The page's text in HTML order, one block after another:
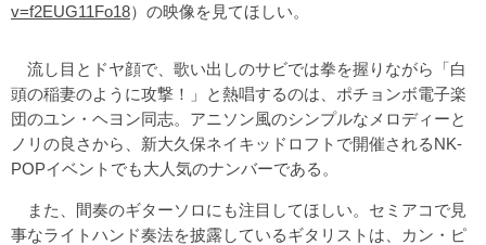
v=f2EUG11Fo18）の映像を見てほしい。
流し目とドヤ顔で、歌い出しのサビでは拳を握りながら「白
頭の稲妻のように攻撃！」と熱唱するのは、ポチョンボ電子楽
団のユン・ヘヨン同志。アニソン風のシンプルなメロディーと
ノリの良さから、新大久保ネイキッドロフトで開催されるNK-
POPイベントでも大人気のナンバーである。
また、間奏のギターソロにも注目してほしい。セミアコで見
事なライトハンド奏法を披露しているギタリストは、カン・ピ